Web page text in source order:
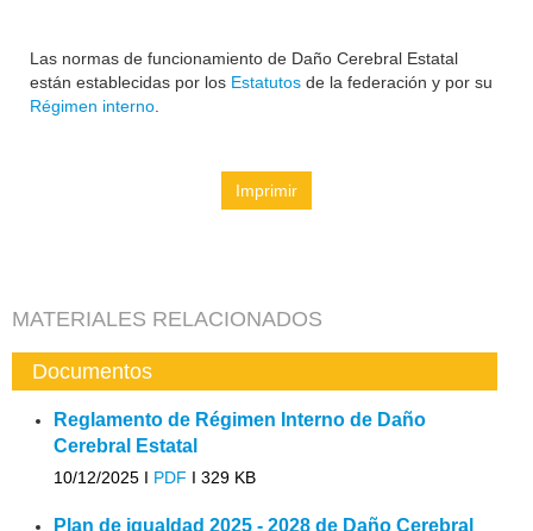
Las normas de funcionamiento de Daño Cerebral Estatal
están establecidas por los Estatutos de la federación y por su
Régimen interno
Imprimir
MATERIALES RELACIONADOS
Documentos
Reglamento de Régimen Interno de Daño
Cerebral Estatal
10/12/2025 I PDF I 329 KB
Plan de igualdad 2025 - 2028 de Daño Cerebral